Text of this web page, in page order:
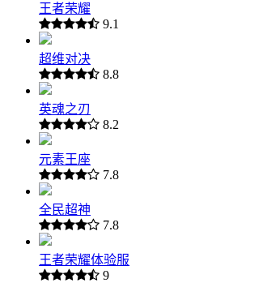
王者荣耀
9.1
超维对决
8.8
英魂之刃
8.2
元素王座
7.8
全民超神
7.8
王者荣耀体验服
9